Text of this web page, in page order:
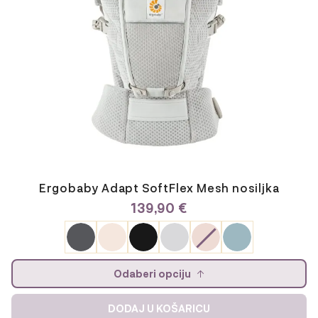
Ergobaby Adapt SoftFlex Mesh nosiljka
139,90 €
Odaberi opciju
DODAJ U KOŠARICU